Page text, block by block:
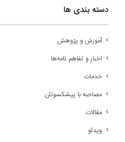
دسته بندی ها
آموزش و پژوهش
اخبار و تفاهم نامه‌ها
خدمات
مصاحبه با پیشکسوتان
مقالات
ویدئو